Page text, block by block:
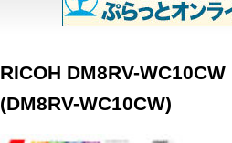
RICOH DM8RV-
(DM8RV-WC10CW)